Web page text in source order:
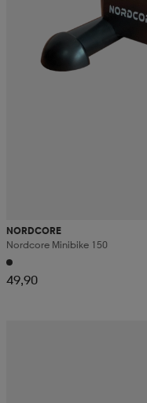
NORDCORE
Nordcore Minibike 150
49,90